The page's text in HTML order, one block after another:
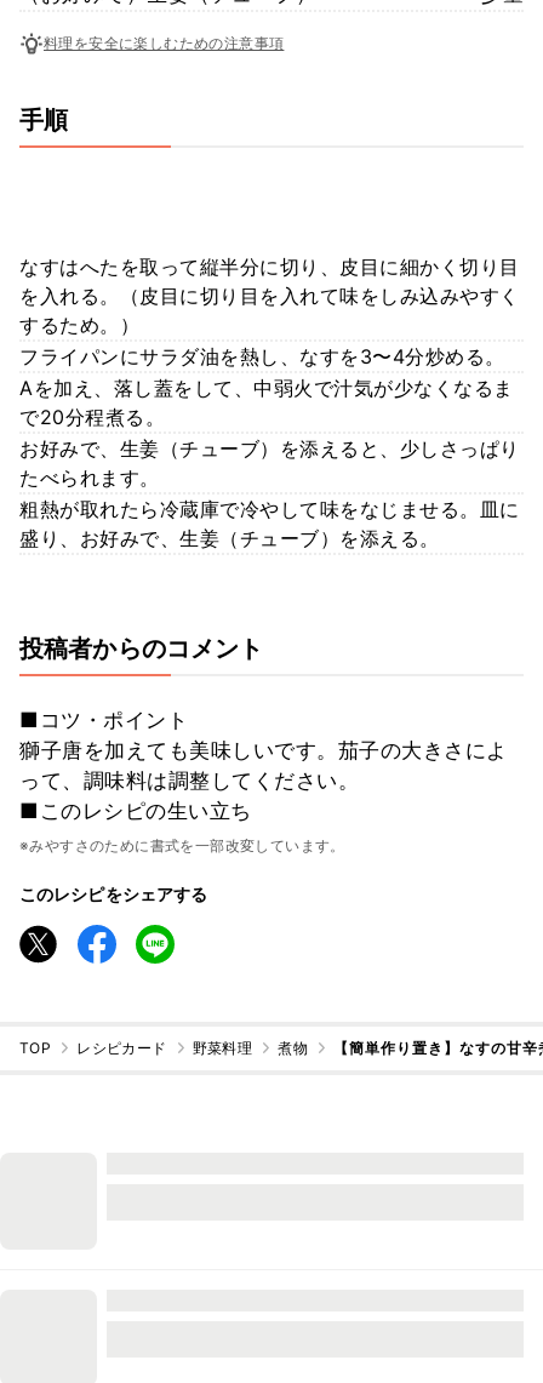
料理を安全に楽しむための注意事項
手順
なすはへたを取って縦半分に切り、皮目に細かく切り目
を入れる。（皮目に切り目を入れて味をしみ込みやすく
するため。）
フライパンにサラダ油を熱し、なすを3〜4分炒める。
Aを加え、落し蓋をして、中弱火で汁気が少なくなるま
で20分程煮る。
お好みで、生姜（チューブ）を添えると、少しさっぱり
たべられます。
粗熱が取れたら冷蔵庫で冷やして味をなじませる。皿に
盛り、お好みで、生姜（チューブ）を添える。
投稿者からのコメント
■コツ・ポイント
獅子唐を加えても美味しいです。茄子の大きさによ
って、調味料は調整してください。
■このレシピの生い立ち
※みやすさのために書式を一部改変しています。
このレシピをシェアする
TOP レシピカード 野菜料理 煮物 【簡単作り置き】なすの甘辛